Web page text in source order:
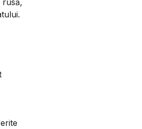
rusă,